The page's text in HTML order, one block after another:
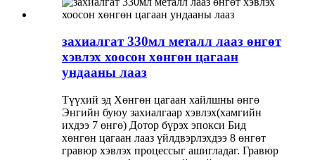
захиалгат 330мл металл лааз өнгөт
хэвлэх хоосон хөнгөн цагаан
ундааны лааз
Түүхий эд Хөнгөн цагаан хайлшны өнгө
Энгийн буюу захиалгаар хэвлэх(хамгийн
ихдээ 7 өнгө) Дотор бүрэх эпокси Бид
хөнгөн цагаан лааз үйлдвэрлэхдээ 8 өнгөт
гравюр хэвлэх процессыг ашигладаг. Гравюр